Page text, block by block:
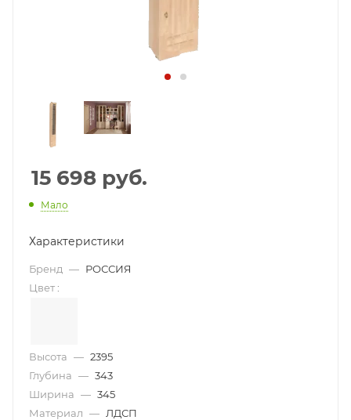
15 698 руб.
Мало
Характеристики
Бренд — РОССИЯ
Цвет :
Высота — 2395
Глубина — 343
Ширина — 345
Материал — ЛДСП